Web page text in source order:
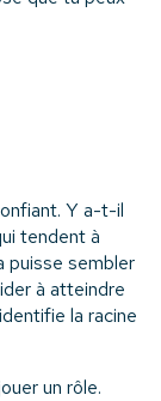
Y a-t-il
tendent à
puisse sembler
à atteindre
la racine
un rôle.